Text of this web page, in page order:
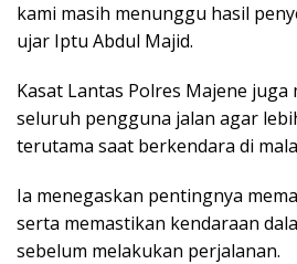
kami masih menunggu hasil
ujar Iptu Abdul Majid.
Kasat Lantas Polres Majene
seluruh pengguna jalan agar
terutama saat berkendara di
Ia menegaskan pentingnya
serta memastikan kendaraan
sebelum melakukan perjalanan.